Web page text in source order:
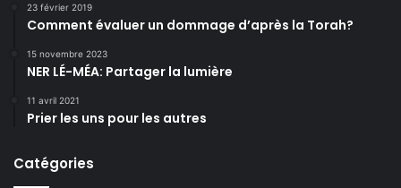
23 février 2019
Comment évaluer un dommage d’après la Torah?
15 novembre 2023
NER LÉ-MÉA: Partager la lumière
11 avril 2021
Prier les uns pour les autres
Catégories